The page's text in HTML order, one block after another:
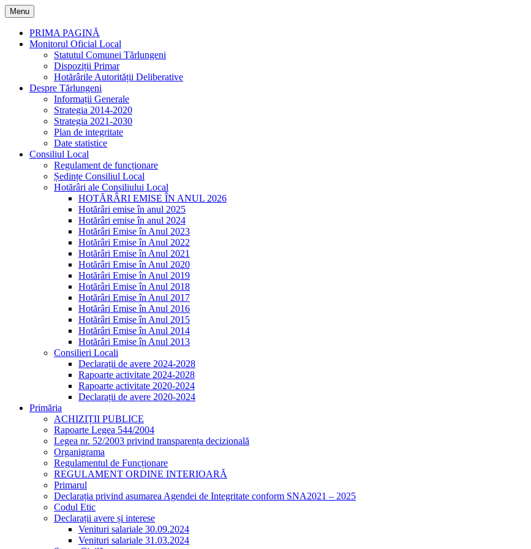
Skip
to
content
Menu
PRIMA PAGINĂ
Monitorul Oficial Local
Statutul Comunei Tărlungeni
Dispoziții Primar
Hotărârile Autorității Deliberative
Despre Tărlungeni
Informații Generale
Strategia 2014-2020
Strategia 2021-2030
Plan de integritate
Date statistice
Consiliul Local
Regulament de funcționare
Ședințe Consiliul Local
Hotărâri ale Consiliului Local
HOTĂRÂRI EMISE ÎN ANUL 2026
Hotărâri emise în anul 2025
Hotărâri emise în anul 2024
Hotărâri Emise în Anul 2023
Hotărâri Emise în Anul 2022
Hotărâri Emise în Anul 2021
Hotărâri Emise în Anul 2020
Hotărâri Emise în Anul 2019
Hotărâri Emise în Anul 2018
Hotărâri Emise în Anul 2017
Hotărâri Emise în Anul 2016
Hotărâri Emise în Anul 2015
Hotărâri Emise în Anul 2014
Hotărâri Emise în Anul 2013
Consilieri Locali
Declarații de avere 2024-2028
Rapoarte activitate 2024-2028
Rapoarte activitate 2020-2024
Declarații de avere 2020-2024
Primăria
ACHIZIȚII PUBLICE
Rapoarte Legea 544/2004
Legea nr. 52/2003 privind transparența decizională
Organigrama
Regulamentul de Funcționare
REGULAMENT ORDINE INTERIOARĂ
Primarul
Declarația privind asumarea Agendei de Integritate conform SNA2021 – 2025
Codul Etic
Declarații avere și interese
Venituri salariale 30.09.2024
Venituri salariale 31.03.2024